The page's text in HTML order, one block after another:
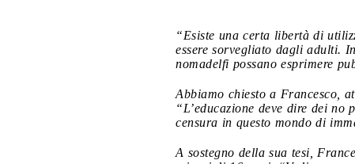
“Esiste una certa libertà di
essere sorvegliato dagli adulti.
nomadelfi possano esprimere
Abbiamo chiesto a Francesco,
“L’educazione deve dire dei no
censura in questo mondo di
A sostegno della sua tesi,